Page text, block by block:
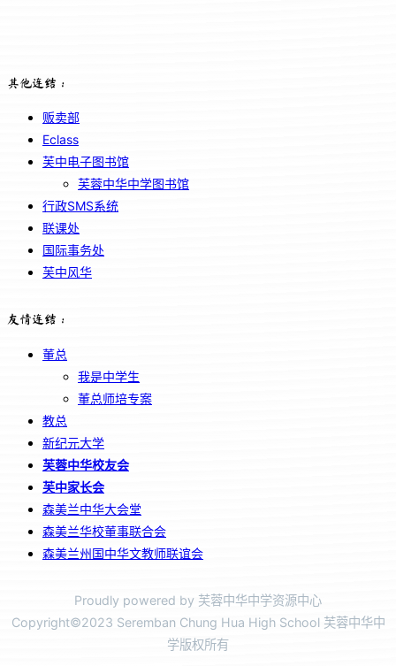
其他连结：
贩卖部
Eclass
芙中电子图书馆
芙蓉中华中学图书馆
行政SMS系统
联课处
国际事务处
芙中风华
友情连结：
董总
我是中学生
董总师培专案
教总
新纪元大学
芙蓉中华校友会
芙中家长会
森美兰中华大会堂
森美兰华校董事联合会
森美兰州国中华文教师联谊会
Proudly powered by 芙蓉中华中学资源中心
Copyright©2023 Seremban Chung Hua High School 芙蓉中华中
学版权所有